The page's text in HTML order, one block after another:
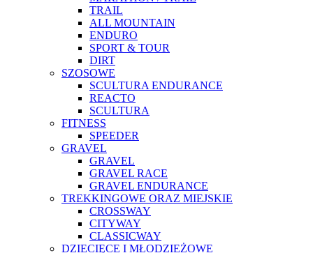
TRAIL
ALL MOUNTAIN
ENDURO
SPORT & TOUR
DIRT
SZOSOWE
SCULTURA ENDURANCE
REACTO
SCULTURA
FITNESS
SPEEDER
GRAVEL
GRAVEL
GRAVEL RACE
GRAVEL ENDURANCE
TREKKINGOWE ORAZ MIEJSKIE
CROSSWAY
CITYWAY
CLASSICWAY
DZIECIĘCE I MŁODZIEŻOWE